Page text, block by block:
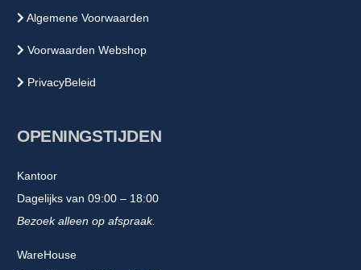
Algemene Voorwaarden
Voorwaarden Webshop
PrivacyBeleid
OPENINGSTIJDEN
Kantoor
Dagelijks van 09:00 – 18:00
Bezoek alleen op afspraak.
WareHouse